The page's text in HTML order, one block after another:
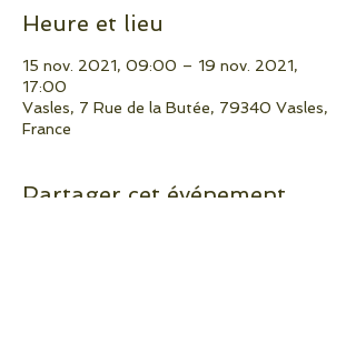
Heure et lieu
15 nov. 2021, 09:00 – 19 nov. 2021,
17:00
Vasles, 7 Rue de la Butée, 79340 Vasles,
France
Partager cet événement